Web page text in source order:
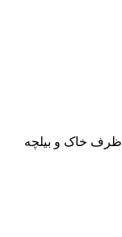
ظرف خاک و بیلچه